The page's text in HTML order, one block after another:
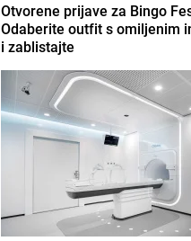
Otvorene prijave za Bingo
Odaberite outfit s omiljenim
i zablistajte